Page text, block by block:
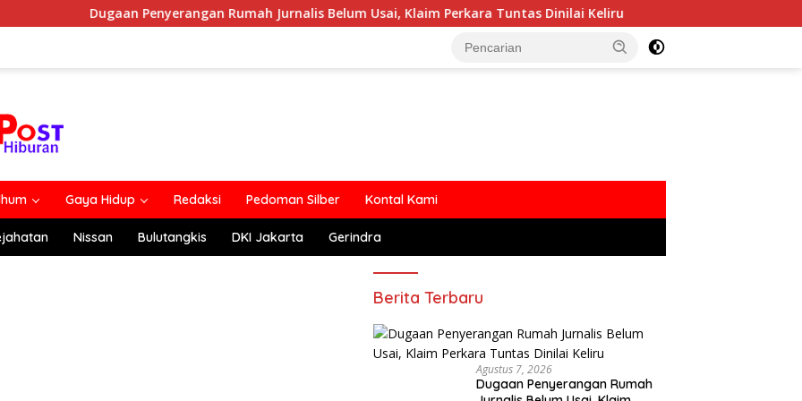
Penyerangan Rumah Jurnalis Belum Usai, Klaim Perkara Tuntas Dinilai Keliru Polemik MBG Dengan Oknum
Gaya Hidup Redaksi Pedoman Silber Kontal Kami
Nissan Bulutangkis DKI Jakarta Gerindra
Berita Terbaru
Agustus 7, 2026
Dugaan Penyerangan Rumah